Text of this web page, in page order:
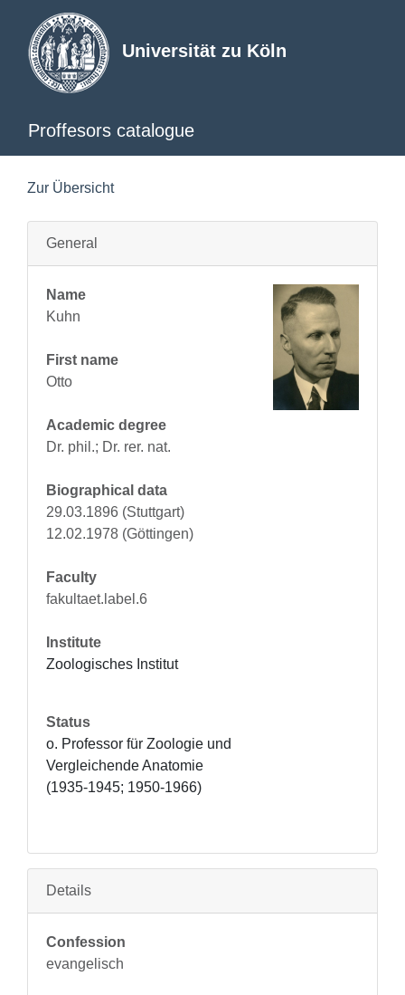
Universität zu Köln
Proffesors catalogue
Zur Übersicht
General
Name
Kuhn
First name
Otto
Academic degree
Dr. phil.; Dr. rer. nat.
Biographical data
29.03.1896 (Stuttgart)
12.02.1978 (Göttingen)
Faculty
fakultaet.label.6
Institute
Zoologisches Institut
Status
o. Professor für Zoologie und
Vergleichende Anatomie
(1935-1945; 1950-1966)
Details
Confession
evangelisch